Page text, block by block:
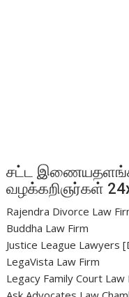
சட்ட
வழக்கறிஞர்கள்
Rajendra Divorce Law
Buddha Law Firm
Justice League Lawyers
LegaVista Law Firm
Legacy Family Court Law